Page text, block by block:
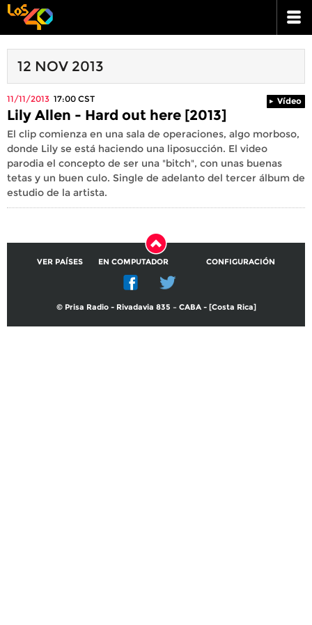
12 NOV 2013
11/11/2013 17:00 CST Vídeo
Lily Allen - Hard out here [2013]
El clip comienza en una sala de operaciones, algo morboso,
donde Lily se está haciendo una liposucción. El video
parodia el concepto de ser una "bitch", con unas buenas
tetas y un buen culo. Single de adelanto del tercer álbum de
estudio de la artista.
VER PAÍSES EN COMPUTADOR CONFIGURACIÓN
© Prisa Radio - Rivadavia 835 – CABA - [Costa Rica]